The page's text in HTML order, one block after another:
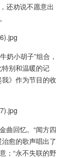
还劝说不愿意出
小胡子”组合，
别和温暖的记
》作为节目的收
回忆。“闻方四
愈的歌声唱出了
；“永不失联的野